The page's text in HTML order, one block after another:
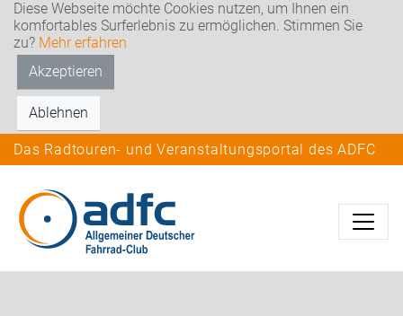
Diese Webseite möchte Cookies nutzen, um Ihnen ein
komfortables Surferlebnis zu ermöglichen. Stimmen Sie
zu? Mehr erfahren
Akzeptieren
Ablehnen
Das Radtouren- und Veranstaltungsportal des ADFC